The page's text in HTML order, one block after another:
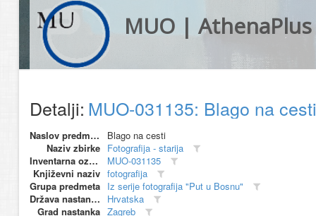
MUO | AthenaPlus
Detalji: MUO-031135: Blago na
Naslov predmeta
Blago na cesti
Naziv zbirke Fotografija - starija
Inventarna oznaka
MUO-031135
Književni naziv fotografija
Grupa predmeta Iz serije fotografija "Put u Bosnu"
Država nastanka
Hrvatska
Grad nastanka Zagreb